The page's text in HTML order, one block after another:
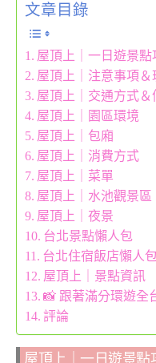
文章目錄
屋頂上｜一日遊景點
屋頂上｜注意事項＆
屋頂上｜交通方式＆
屋頂上｜園區環境
屋頂上｜包廂
屋頂上｜消費方式
屋頂上｜菜單
屋頂上｜水池觀景區
屋頂上｜夜景
台北景點懶人包
台北住宿飯店懶人
屋頂上｜景點資訊
📸 跟著滿分環遊全
評論
屋頂上｜一日遊景點